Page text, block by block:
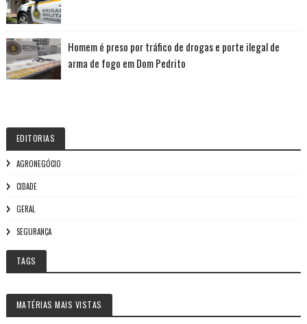
Homem é preso por tráfico de drogas e porte ilegal de
arma de fogo em Dom Pedrito
EDITORIAS
AGRONEGÓCIO
CIDADE
GERAL
SEGURANÇA
TAGS
MATÉRIAS MAIS VISTAS